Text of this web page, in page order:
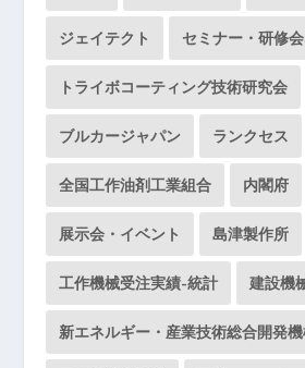
ジェイテクト セミナー・研修
トライボコーティング技術研究会
ブルカージャパン ランクセス
全国工作油剤工業組合 内閣府
展示会・イベント 島津製作所
工作機械受注実績-統計 建設機
新エネルギー・産業技術総合開発